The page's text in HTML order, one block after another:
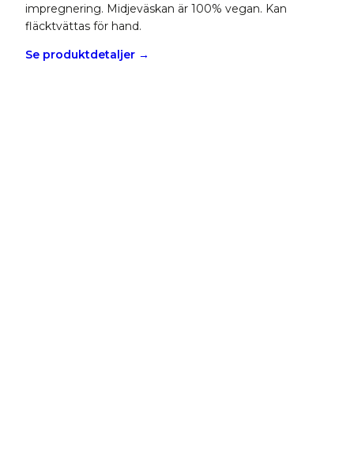
impregnering. Midjeväskan är 100% vegan. Kan
fläcktvättas för hand.
Se produktdetaljer →